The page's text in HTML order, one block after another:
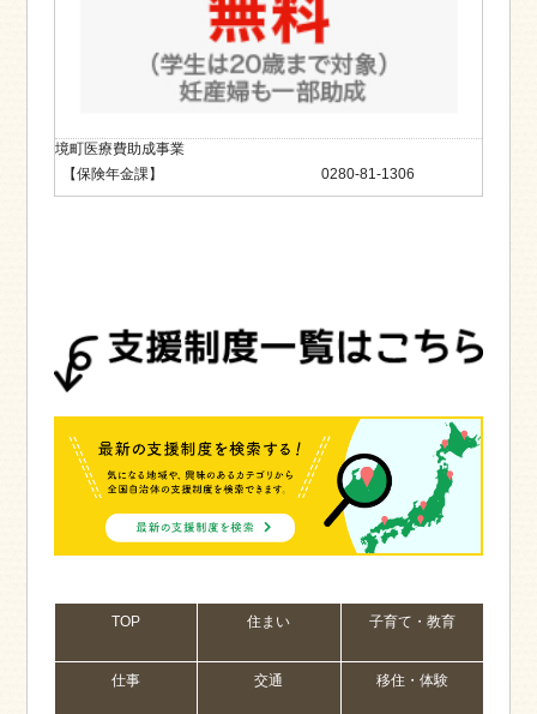
境町医療費助成事業
【保険年金課】 0280-81-1306
TOP 住まい 子育て・教育
仕事 交通 移住・体験